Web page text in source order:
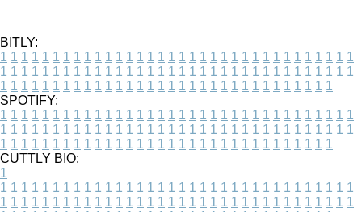
BITLY:
1 1 1 1 1 1 1 1 1 1 1 1 1 1 1 1 1 1 1 1 1 1 1 1 1 1 1 1 1 1 1 1 1 1
1 1 1 1 1 1 1 1 1 1 1 1 1 1 1 1 1 1 1 1 1 1 1 1 1 1 1 1 1 1 1 1 1 1
1 1 1 1 1 1 1 1 1 1 1 1 1 1 1 1 1 1 1 1 1 1 1 1 1 1 1 1 1 1 1 1
SPOTIFY:
1 1 1 1 1 1 1 1 1 1 1 1 1 1 1 1 1 1 1 1 1 1 1 1 1 1 1 1 1 1 1 1 1 1
1 1 1 1 1 1 1 1 1 1 1 1 1 1 1 1 1 1 1 1 1 1 1 1 1 1 1 1 1 1 1 1 1 1
1 1 1 1 1 1 1 1 1 1 1 1 1 1 1 1 1 1 1 1 1 1 1 1 1 1 1 1 1 1 1 1
CUTTLY BIO:
1
1 1 1 1 1 1 1 1 1 1 1 1 1 1 1 1 1 1 1 1 1 1 1 1 1 1 1 1 1 1 1 1 1 1
1 1 1 1 1 1 1 1 1 1 1 1 1 1 1 1 1 1 1 1 1 1 1 1 1 1 1 1 1 1 1 1 1 1